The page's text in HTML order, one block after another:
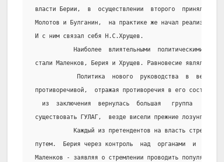
власти Берии,  в  осуществлении  второго  приняли
Молотов и Булганин,  на практике же начал
И с ним связал себя Н.С.Хрущев.
Наиболее  влиятельными  политическими
стали Маленков, Берия и Хрущев. Равновесие являлось
Политика  нового  руководства  в
противоречивой,  отражая противоречия в его составе.
из  заключения  вернулась  большая   группа
существовать ГУЛАГ,  везде висели прежние лозунги и
Каждый из претендентов на власть стремился
путем.  Берия через контроль  над  органами  и
Маленков - заявляя о стремлении проводить популярную